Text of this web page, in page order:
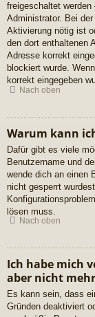
freigeschaltet
Administrator. Bei
Aktivierung nötig ist
den dort enthaltenen
Adresse korrekt
blockiert wurde.
korrekt eingegeben
Nach oben
Warum kann
Dafür gibt es viele
Benutzername und
wende dich an einen
nicht gesperrt
lösen muss.
Nach oben
Ich habe mich
aber nicht
Es kann sein, dass
Gründen deaktiviert